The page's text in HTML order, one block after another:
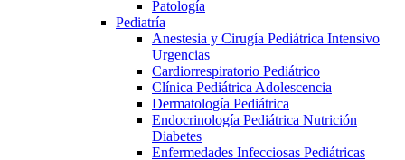
Patología
Pediatría
Anestesia y Cirugía Pediátrica Intensivo
Urgencias
Cardiorrespiratorio Pediátrico
Clínica Pediátrica Adolescencia
Dermatología Pediátrica
Endocrinología Pediátrica Nutrición
Diabetes
Enfermedades Infecciosas Pediátricas